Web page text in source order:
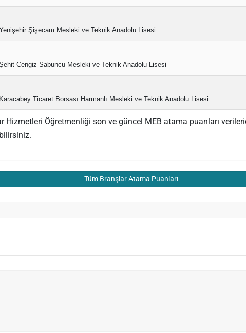
Şişecam Mesleki ve Teknik Anadolu Lisesi
Cengiz Sabuncu Mesleki ve Teknik Anadolu Lisesi
Karacabey Ticaret Borsası Harmanlı Mesleki ve Teknik Anadolu Lisesi
Hizmetleri Öğretmenliği son ve güncel MEB atama puanları
Tüm Branşlar Atama Puanları